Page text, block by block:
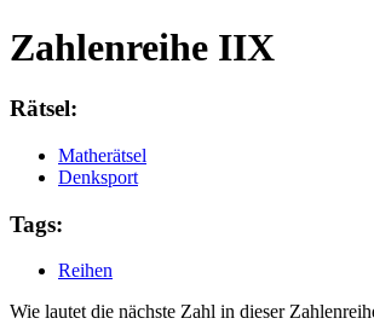
Zahlenreihe IIX
Rätsel:
Matherätsel
Denksport
Tags:
Reihen
Wie lautet die nächste Zahl in dieser